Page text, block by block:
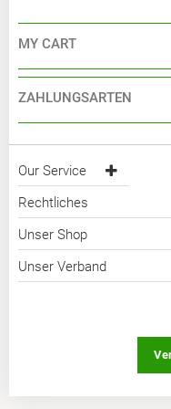
MY CART
ZAHLUNGSARTEN
Our Service
Rechtliches
Unser Shop
Unser Verband